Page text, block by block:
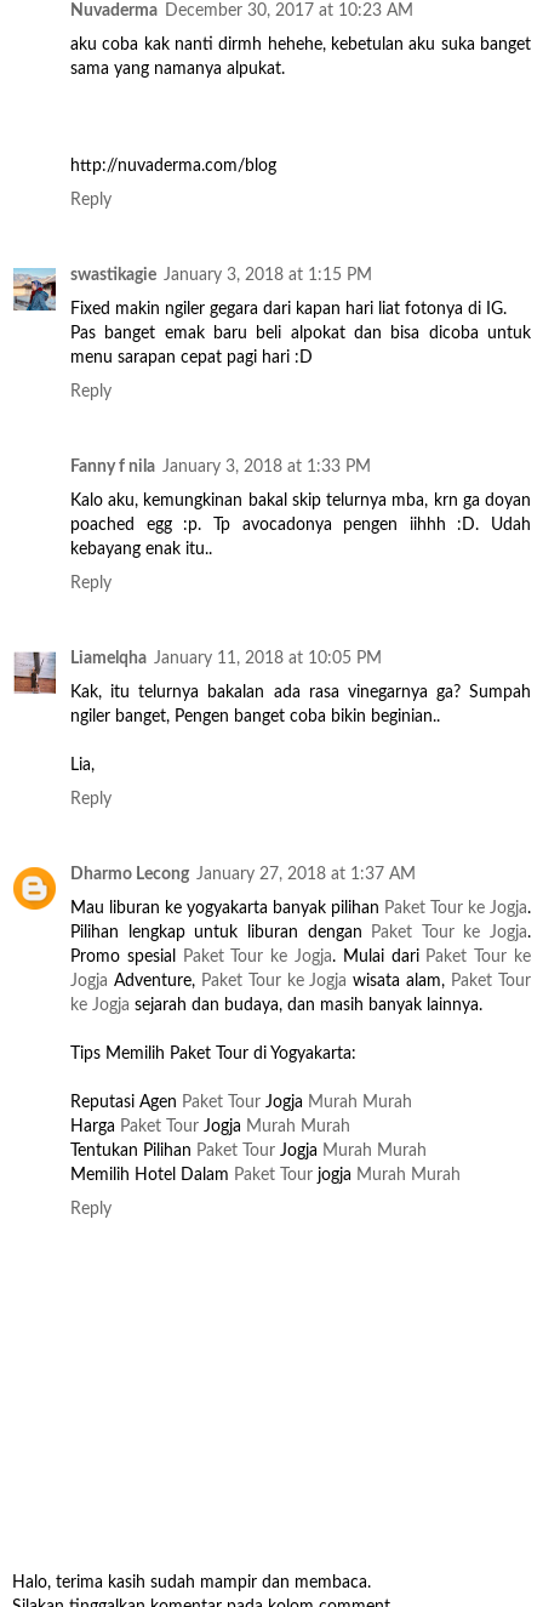
Nuvaderma December 30, 2017 at 10:23 AM
aku coba kak nanti dirmh hehehe, kebetulan aku suka banget
sama yang namanya alpukat.
http://nuvaderma.com/blog
Reply
swastikagie January 3, 2018 at 1:15 PM
Fixed makin ngiler gegara dari kapan hari liat fotonya di IG.
Pas banget emak baru beli alpokat dan bisa dicoba untuk
menu sarapan cepat pagi hari :D
Reply
Fanny f nila January 3, 2018 at 1:33 PM
Kalo aku, kemungkinan bakal skip telurnya mba, krn ga doyan
poached egg :p. Tp avocadonya pengen iihhh :D. Udah
kebayang enak itu..
Reply
Liamelqha January 11, 2018 at 10:05 PM
Kak, itu telurnya bakalan ada rasa vinegarnya ga? Sumpah
ngiler banget, Pengen banget coba bikin beginian..
Lia,
Reply
Dharmo Lecong January 27, 2018 at 1:37 AM
Mau liburan ke yogyakarta banyak pilihan Paket Tour ke Jogja.
Pilihan lengkap untuk liburan dengan
Paket Tour ke Jogja.
Promo spesial
Paket Tour ke Jogja. Mulai dari Paket Tour ke
Jogja Adventure, Paket Tour ke Jogja wisata alam, Paket Tour
ke Jogja sejarah dan budaya, dan masih banyak lainnya.
Tips Memilih Paket Tour di Yogyakarta:
Reputasi Agen Paket Tour Jogja Murah Murah
Harga Paket Tour Jogja Murah Murah
Tentukan Pilihan Paket Tour Jogja Murah Murah
Memilih Hotel Dalam Paket Tour jogja Murah Murah
Reply
Halo, terima kasih sudah mampir dan membaca.